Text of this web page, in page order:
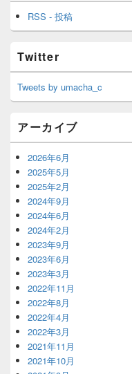
RSS - 投稿
Twitter
Tweets by umacha_c
アーカイブ
2026年6月
2025年5月
2025年2月
2024年9月
2024年6月
2024年2月
2023年9月
2023年6月
2023年3月
2022年11月
2022年8月
2022年4月
2022年3月
2021年11月
2021年10月